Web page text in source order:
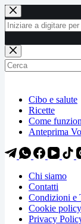
Salta
al
contenuto
Salta
al
contenuto
Nessun
risultato
Cibo e salute
Ricette
Come
Anteprima
Chi siamo
Contatti
Condizioni e
Cookie policy
Privacy